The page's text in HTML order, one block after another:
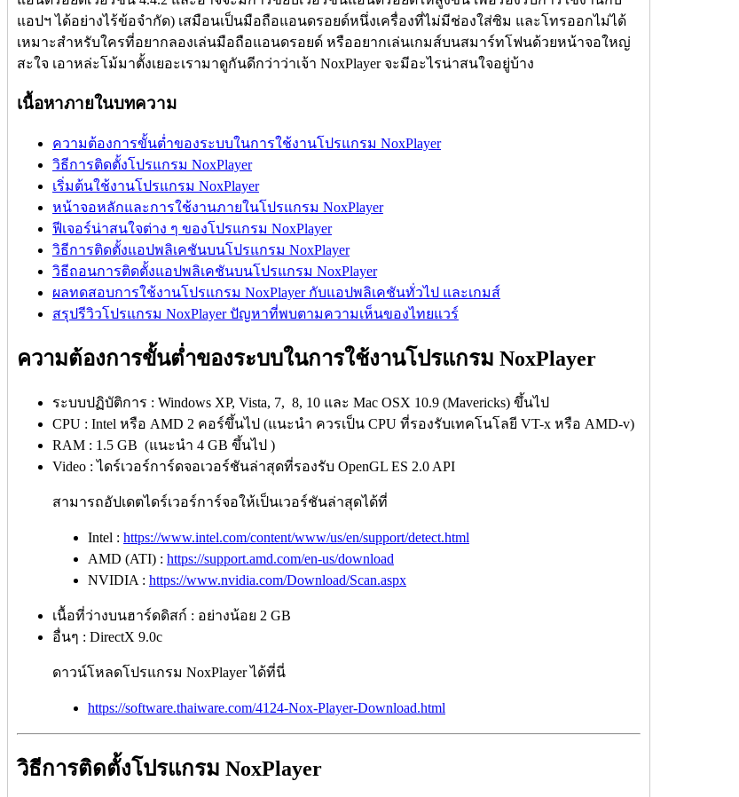
แอปฯ ได้อย่างไร้ข้อจำกัด) เสมือนเป็นมือถือแอนดรอยด์หนึ่งเครื่องที่ไม่มีช่องใส่ซิม และโทรออกไม่ได้
เหมาะสำหรับใครที่อยากลองเล่นมือถือแอนดรอยด์ หรืออยากเล่นเกมส์บนสมาร์ทโฟนด้วยหน้าจอใหญ่
สะใจ เอาหล่ะโม้มาตั้งเยอะเรามาดูกันดีกว่าว่าเจ้า NoxPlayer จะมีอะไรน่าสนใจอยู่บ้าง
เนื้อหาภายในบทความ
ความต้องการขั้นต่ำของระบบในการใช้งานโปรแกรม NoxPlayer
วิธีการติดตั้งโปรแกรม NoxPlayer
เริ่มต้นใช้งานโปรแกรม NoxPlayer
หน้าจอหลักและการใช้งานภายในโปรแกรม NoxPlayer
ฟีเจอร์น่าสนใจต่าง ๆ ของโปรแกรม NoxPlayer
วิธีการติดตั้งแอปพลิเคชันบนโปรแกรม NoxPlayer
วิธีถอนการติดตั้งแอปพลิเคชันบนโปรแกรม NoxPlayer
ผลทดสอบการใช้งานโปรแกรม NoxPlayer กับแอปพลิเคชันทั่วไป และเกมส์
สรุปรีวิวโปรแกรม NoxPlayer ปัญหาที่พบตามความเห็นของไทยแวร์
ความต้องการขั้นต่ำของระบบในการใช้งานโปรแกรม NoxPlayer
ระบบปฏิบัติการ : Windows XP, Vista, 7, 8, 10 และ Mac OSX 10.9 (Mavericks) ขึ้นไป
CPU : Intel หรือ AMD 2 คอร์ขึ้นไป (แนะนำ ควรเป็น CPU ที่รองรับเทคโนโลยี VT-x หรือ AMD-v)
RAM : 1.5 GB (แนะนำ 4 GB ขึ้นไป )
Video : ไดร์เวอร์การ์ดจอเวอร์ชันล่าสุดที่รองรับ OpenGL ES 2.0 API
สามารถอัปเดตไดร์เวอร์การ์จอให้เป็นเวอร์ชันล่าสุดได้ที่
Intel : https://www.intel.com/content/www/us/en/support/detect.html
AMD (ATI) : https://support.amd.com/en-us/download
NVIDIA : https://www.nvidia.com/Download/Scan.aspx
เนื้อที่ว่างบนฮาร์ดดิสก์ : อย่างน้อย 2 GB
อื่นๆ : DirectX 9.0c
ดาวน์โหลดโปรแกรม NoxPlayer ได้ที่นี่
https://software.thaiware.com/4124-Nox-Player-Download.html
วิธีการติดตั้งโปรแกรม NoxPlayer